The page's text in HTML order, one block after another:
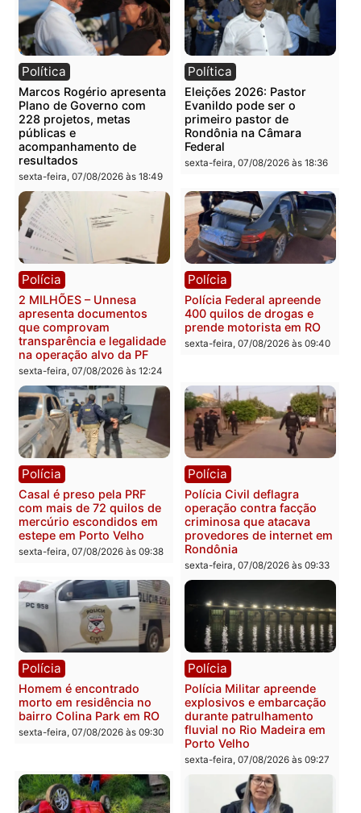
Publicidade
Categorias
Política
Você também vai querer ler...
Política
Marcos Rogério apresenta
Plano de Governo com
228 projetos, metas
públicas e
acompanhamento de
resultados
sexta-feira, 07/08/2026 às 18:49
Política
Eleições 2026: Pastor
Evanildo pode ser o
primeiro pastor de
Rondônia na Câmara
Polícia
2 MILHÕES – Unnesa
apresenta documentos
que comprovam
na operação alvo da PF
sexta-feira, 07/08/2026 às 12:24
Polícia
Polícia Federal apreende
400 quilos de drogas e
prende motorista em RO
sexta-feira, 07/08/2026 às
Polícia
Casal é preso pela PRF
mercúrio escondidos em
estepe em Porto Velho
sexta-feira, 07/08/2026 às 09:38
Polícia
Polícia Civil deflagra
operação contra facção
criminosa que atacava
provedores de internet
Rondônia